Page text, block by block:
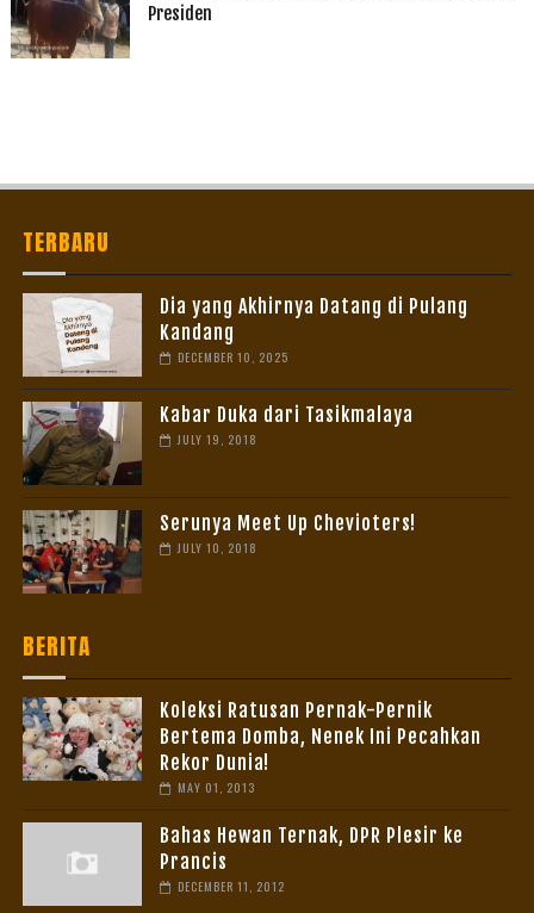
Presiden
TERBARU
Dia yang Akhirnya Datang di Pulang
Kandang
DECEMBER 10, 2025
Kabar Duka dari Tasikmalaya
JULY 19, 2018
Serunya Meet Up Chevioters!
JULY 10, 2018
BERITA
Koleksi Ratusan Pernak-Pernik
Bertema Domba, Nenek Ini Pecahkan
Rekor Dunia!
MAY 01, 2013
Bahas Hewan Ternak, DPR Plesir ke
Prancis
DECEMBER 11, 2012